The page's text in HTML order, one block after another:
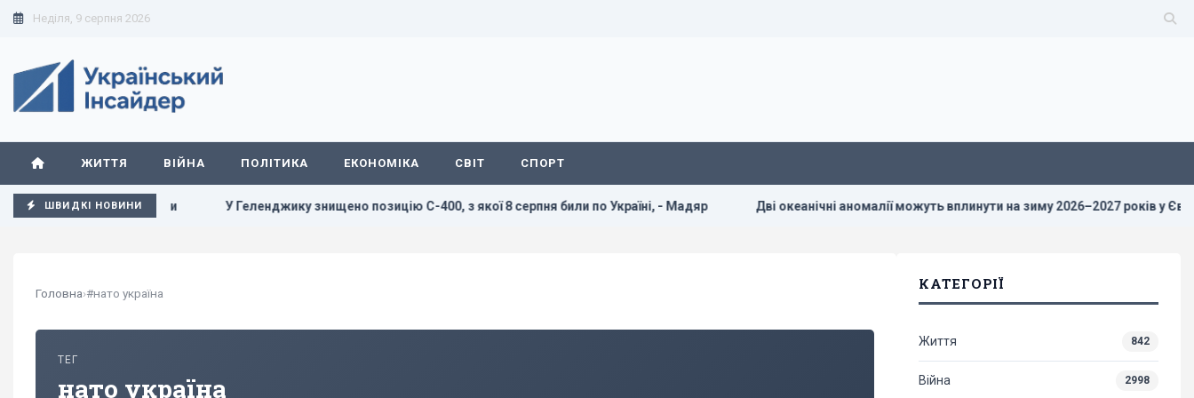
Неділя, 9 серпня 2026
ЖИТТЯ ВІЙНА ПОЛІТИКА ЕКОНОМІКА СВІТ СПОРТ
ШВИДКІ НОВИНИ
завершення війни У Геленджику знищено позицію С-400, з якої 8 серпня били по Україні, - Мадяр Дві океанічні аномалії можуть вплинути на зиму 2026–2027 років у Європі
Головна›#нато україна
ТЕГ
нато україна
КАТЕГОРІЇ
Життя 842
Війна 2998